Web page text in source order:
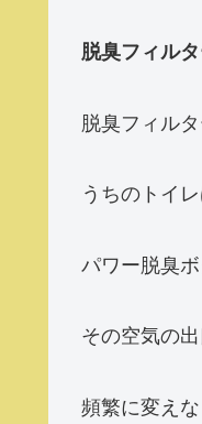
脱臭フィル
脱臭フィル
うちのトイ
パワー脱臭
その空気の
頻繁に変え